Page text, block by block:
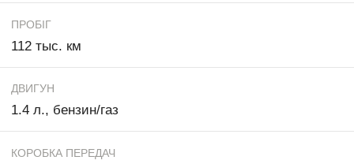
ПРОБІГ
112 тыс. км
ДВИГУН
1.4 л., бензин/газ
КОРОБКА ПЕРЕДАЧ